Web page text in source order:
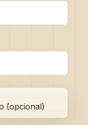
(opcional)